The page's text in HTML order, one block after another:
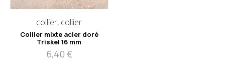
collier, collier
Collier mixte acier doré
Triskel 16 mm
6,40 €